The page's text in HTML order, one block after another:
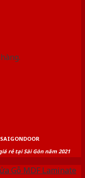
rẻ tại Sài Gòn năm 2021
Gỗ MDF Laminate